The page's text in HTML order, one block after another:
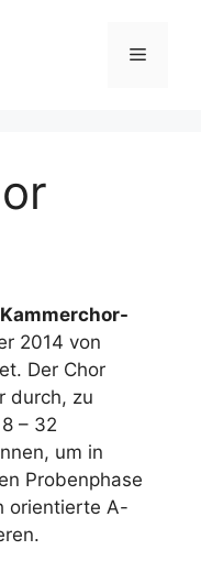
Menü
2014 von
Der Chor
durch, zu
– 32
um in
Probenphase
orientierte A-